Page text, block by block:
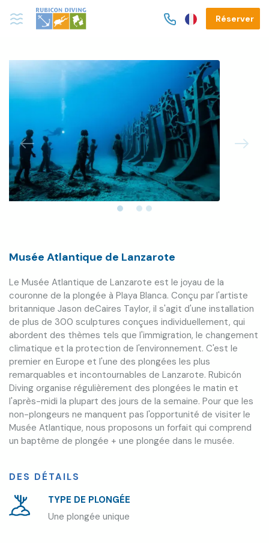
Réserver
Previous Next
Musée Atlantique de Lanzarote
Le Musée Atlantique de Lanzarote est le joyau de la
couronne de la plongée à Playa Blanca. Conçu par l'artiste
britannique Jason deCaires Taylor, il s'agit d'une installation
de plus de 300 sculptures conçues individuellement, qui
abordent des thèmes tels que l'immigration, le changement
climatique et la protection de l'environnement. C'est le
premier en Europe et l'une des plongées les plus
remarquables et incontournables de Lanzarote. Rubicón
Diving organise régulièrement des plongées le matin et
l'après-midi la plupart des jours de la semaine. Pour que les
non-plongeurs ne manquent pas l'opportunité de visiter le
Musée Atlantique, nous proposons un forfait qui comprend
un baptême de plongée + une plongée dans le musée.
DES DÉTAILS
TYPE DE PLONGÉE
Une plongée unique